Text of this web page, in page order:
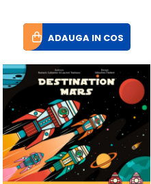
ADAUGA IN COS